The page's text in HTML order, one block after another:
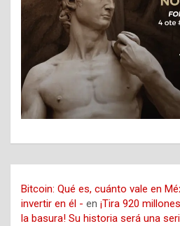
Bitcoin: Qué es, cuánto vale en
invertir en él - en ¡Tira 920
la basura! Su historia será una